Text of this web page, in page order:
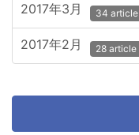
2017年3月 34 article
2017年2月 28 article